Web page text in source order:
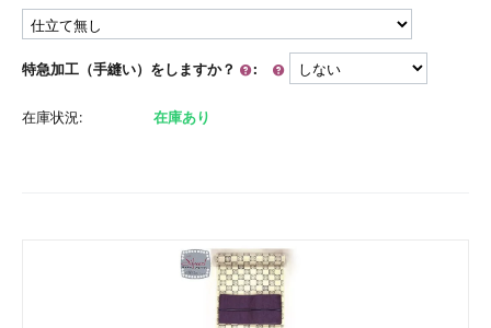
特急加工（手縫い）をしますか？ :
在庫状況: 在庫あり